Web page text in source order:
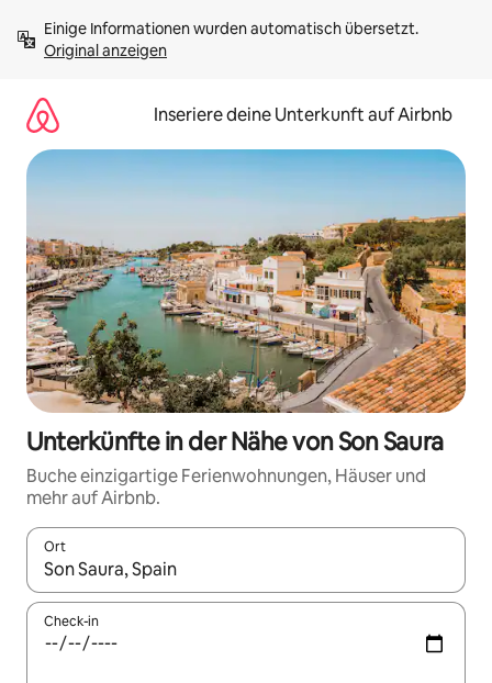
Inhalten
springenOriginal anzeigen
Inseriere deine Unterkunft auf Airbnb
Unterkünfte in der Nähe von Son Saura
Buche einzigartige Ferienwohnungen, Häuser und
mehr auf Airbnb.
Ort
Wenn Ergebnisse verfügbar sind, navigiere mit den
Check-in